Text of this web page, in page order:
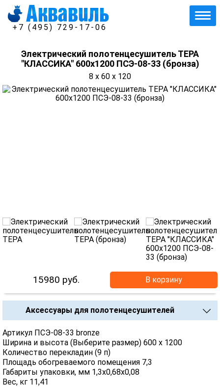
+7 (495) 729-17-06
Электрический полотенцесушитель ТЕРА
"КЛАССИКА" 600х1200 ПСЭ-08-33 (бронза)
8 x 60 x 120
15980 руб. В корзину
Аксессуары для полотенцесушителей
Артикул ПСЭ-08-33 bronze
Ширина и высота (Выберите размер) 600 х 1200
Количество перекладин (9 п)
Площадь обогреваемого помещения 7,3
Габариты упаковки, мм 1,3х0,68х0,08
Вес, кг 11,41